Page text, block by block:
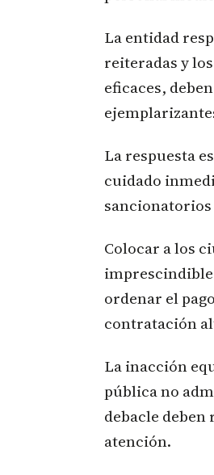
La entidad
reiteradas y
eficaces,
La respuesta
cuidado
Colocar a los
ordenar el
contratación
La inacción
pública no
debacle
atención.